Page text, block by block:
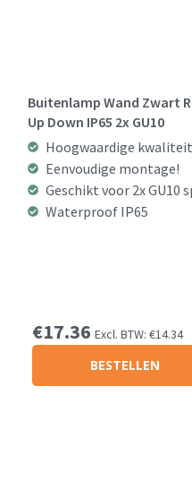
Buitenlamp Wand Zwart
Up Down IP65 2x GU10
Hoogwaardige kwaliteit
Eenvoudige montage!
Geschikt voor 2x GU10
Waterproof IP65
€17.36 Excl. BTW: €14.34
BESTELLEN